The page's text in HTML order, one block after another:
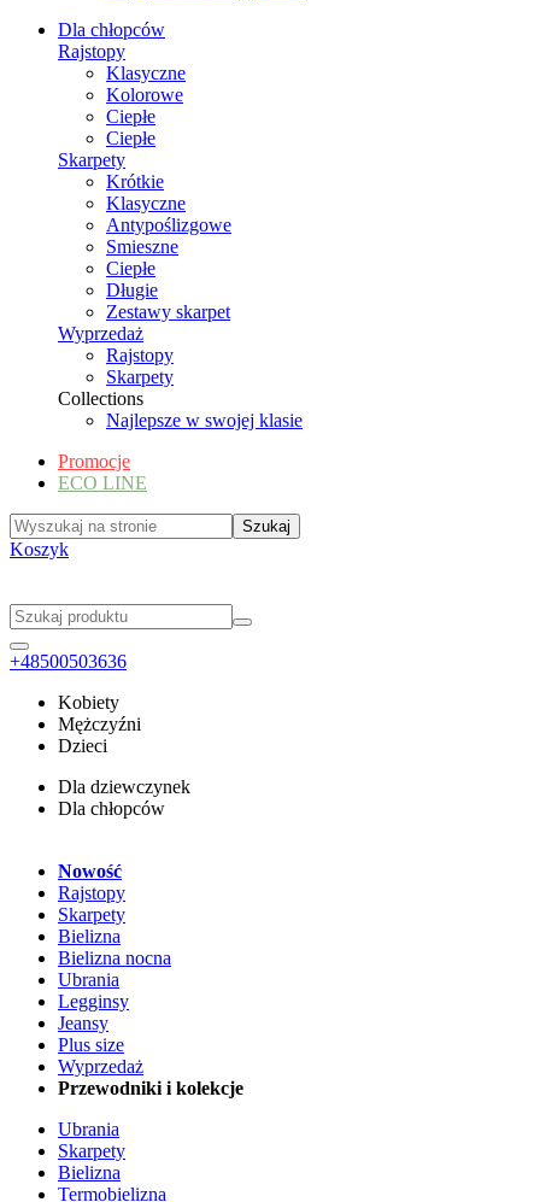
Dla chłopców
Rajstopy
Klasyczne
Kolorowe
Ciepłe
Ciepłe
Skarpety
Krótkie
Klasyczne
Antypoślizgowe
Smieszne
Ciepłe
Długie
Zestawy skarpet
Wyprzedaż
Rajstopy
Skarpety
Collections
Najlepsze w swojej klasie
Promocje
ECO LINE
Koszyk
+48500503636
Kobiety
Mężczyźni
Dzieci
Dla dziewczynek
Dla chłopców
Nowość
Rajstopy
Skarpety
Bielizna
Bielizna nocna
Ubrania
Legginsy
Jeansy
Plus size
Wyprzedaż
Przewodniki i kolekcje
Ubrania
Skarpety
Bielizna
Termobielizna